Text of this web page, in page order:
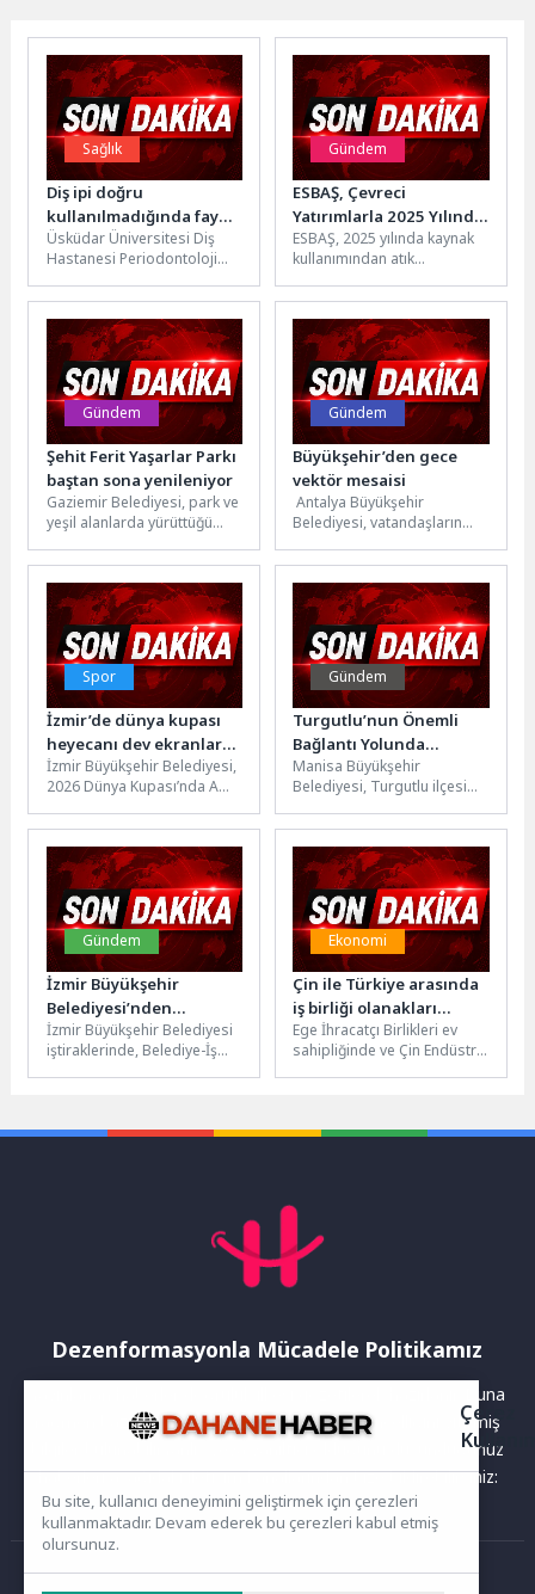
Sağlık
Diş ipi doğru
kullanılmadığında fayda
değil zarar verebilir!
Üsküdar Üniversitesi Diş
Hastanesi Periodontoloji
Güler, diş ipinin doğru
teknikle...
Gündem
ESBAŞ, Çevreci
Yatırımlarla 2025 Yılında
8 Bin Ağaç Kurtardı
ESBAŞ, 2025 yılında kaynak
kullanımından atık
güvenliğinden bölgesel
kalkınmaya kadar doğal
kaynakların korunmasını...
Gündem
Şehit Ferit Yaşarlar Parkı
baştan sona yenileniyor
Gaziemir Belediyesi, park ve
yeşil alanlarda yürüttüğü
Ferit Yaşarlar Parkı’nı baştan
sona...
Gündem
Büyükşehir’den gece
vektör mesaisi
Antalya Büyükşehir
Belediyesi, vatandaşların
çevrede yaşamlarını
sürdürebilmesi amacıyla 19
ilçede...
Spor
İzmir’de dünya kupası
heyecanı dev ekranlarda
yaşanacak
İzmir Büyükşehir Belediyesi,
2026 Dünya Kupası’nda A
Bornova, Göztepe, Karşıyaka
ve Buca’da...
Gündem
Turgutlu’nun Önemli
Bağlantı Yolunda
Yenileme Çalışması
Manisa Büyükşehir
Belediyesi, Turgutlu ilçesi
asfalt çalışması başlattı.
Bölgenin hem sanayi hem...
Gündem
İzmir Büyükşehir
Belediyesi’nden
açıklama
İzmir Büyükşehir Belediyesi
iştiraklerinde, Belediye-İş
sağlanamamasına ilişkin...
Ekonomi
Çin ile Türkiye arasında
iş birliği olanakları
gelişiyor
Ege İhracatçı Birlikleri ev
sahipliğinde ve Çin Endüstri
Dezenformasyonla Mücadele Politikamız
Yayınlanan haberler doğruluk ilkesi gözetilerek hazırlanır. Buna
rağmen bazı içeriklerde eksik, hatalı veya güncelliğini yitirmiş
bilgiler bulunabilir.Yanlış veya yanıltıcı olduğunu düşündüğünüz
haberleri aşağıdaki iletişim kanallarından bize bildirebilirsiniz:
Ana Sayfa
Çerez
Bu site, kullanıcı deneyimini geliştirmek için çerezleri
kullanmaktadır. Devam ederek bu çerezleri kabul etmiş
olursunuz.